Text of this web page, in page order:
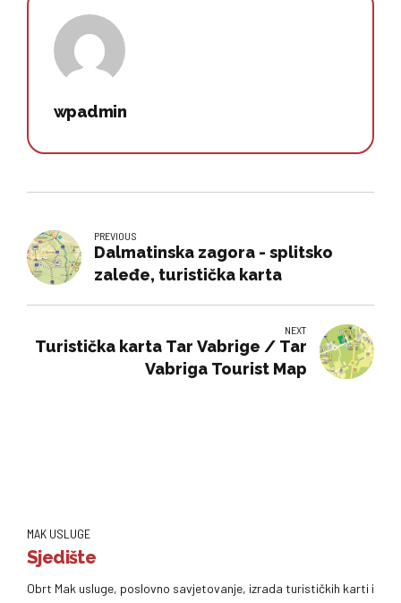
wpadmin
PREVIOUS
Dalmatinska zagora - splitsko
zaleđe, turistička karta
NEXT
Turistička karta Tar Vabrige / Tar
Vabriga Tourist Map
MAK USLUGE
Sjedište
Obrt Mak usluge, poslovno savjetovanje, izrada turističkih karti i